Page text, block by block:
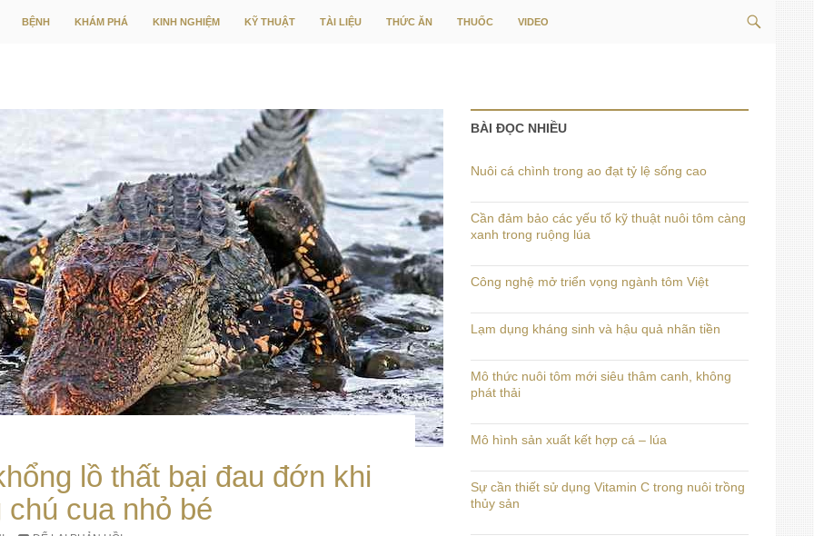
kiếm
BỆNH KHÁM PHÁ KINH NGHIỆM KỸ THUẬT TÀI LIỆU THỨC ĂN THUỐC VIDEO
lồ thất bại đau đớn khi
chú cua nhỏ bé
BÀI ĐỌC NHIỀU
Nuôi cá chình trong ao đạt tỷ lệ sống cao
Cần đảm bảo các yếu tố kỹ thuật nuôi tôm càng
xanh trong ruộng lúa
Công nghệ mở triển vọng ngành tôm Việt
Lạm dụng kháng sinh và hậu quả nhãn tiền
Mô thức nuôi tôm mới siêu thâm canh, không
phát thải
Mô hình sản xuất kết hợp cá – lúa
Sự cần thiết sử dụng Vitamin C trong nuôi trồng
thủy sản